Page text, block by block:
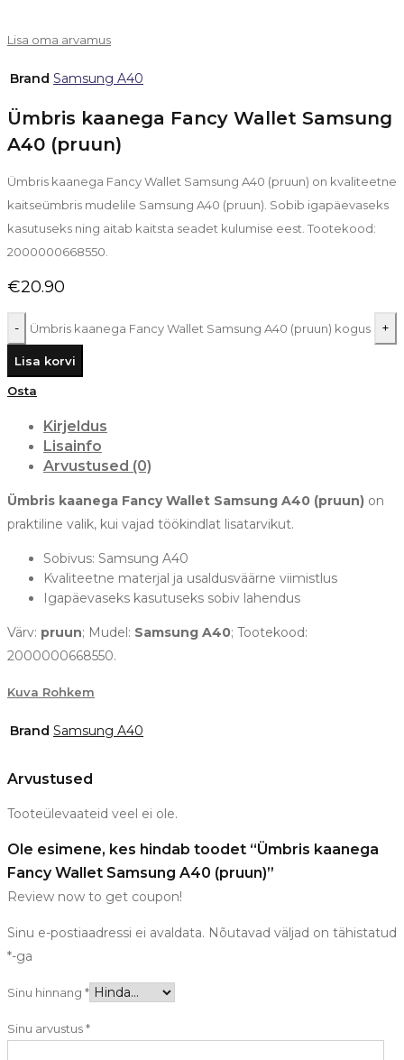
Lisa oma arvamus
Brand Samsung A40
Ümbris kaanega Fancy Wallet Samsung
A40 (pruun)
Ümbris kaanega Fancy Wallet Samsung A40 (pruun) on kvaliteetne
kaitseümbris mudelile Samsung A40 (pruun). Sobib igapäevaseks
kasutuseks ning aitab kaitsta seadet kulumise eest. Tootekood:
2000000668550.
€20.90
Ümbris kaanega Fancy Wallet Samsung A40 (pruun) kogus
Lisa korvi
Osta
Kirjeldus
Lisainfo
Arvustused (0)
Ümbris kaanega Fancy Wallet Samsung A40 (pruun) on
praktiline valik, kui vajad töökindlat lisatarvikut.
Sobivus: Samsung A40
Kvaliteetne materjal ja usaldusväärne viimistlus
Igapäevaseks kasutuseks sobiv lahendus
Värv: pruun; Mudel: Samsung A40; Tootekood:
2000000668550.
Kuva Rohkem
Brand Samsung A40
Arvustused
Tooteülevaateid veel ei ole.
Ole esimene, kes hindab toodet “Ümbris kaanega
Fancy Wallet Samsung A40 (pruun)”
Review now to get coupon!
Sinu e-postiaadressi ei avaldata. Nõutavad väljad on tähistatud
*-ga
Sinu hinnang *
Sinu arvustus*